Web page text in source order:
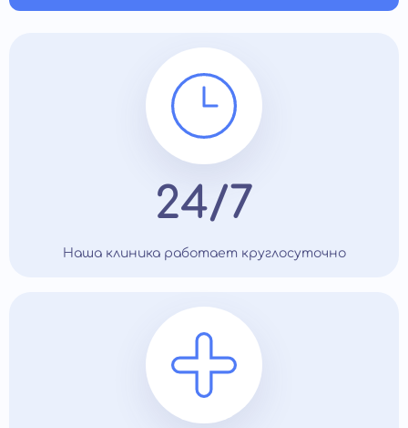
24/7
Наша клиника работает круглосуточно